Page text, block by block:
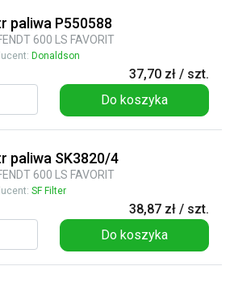
paliwa P550588
600 LS FAVORIT
Donaldson
37,70 zł / szt.
Do koszyka
paliwa SK3820/4
600 LS FAVORIT
SF Filter
38,87 zł / szt.
Do koszyka